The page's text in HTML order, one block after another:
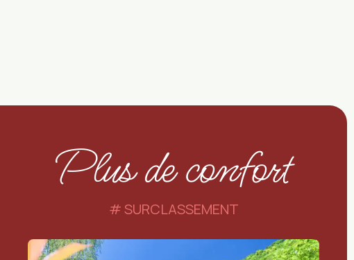
Plus de confort
SURCLASSEMENT